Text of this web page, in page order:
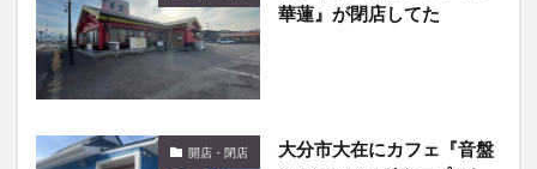
華蓮』が閉店してた
開店・閉店
大分市大在にカフェ『音盤